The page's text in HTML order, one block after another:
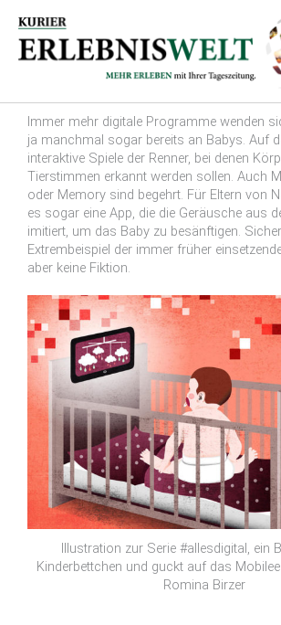
Inhalt
springen
Immer mehr digitale Programme wenden
ja manchmal sogar bereits an Babys. Auf
interaktive Spiele der Renner, bei denen
Tierstimmen erkannt werden sollen. Auch
oder Memory sind begehrt. Für Eltern von
es sogar eine App, die die Geräusche aus
imitiert, um das Baby zu besänftigen.
Extrembeispiel der immer früher
aber keine Fiktion.
Illustration zur Serie #allesdigital, ein
Kinderbettchen und guckt auf das
Romina Birzer